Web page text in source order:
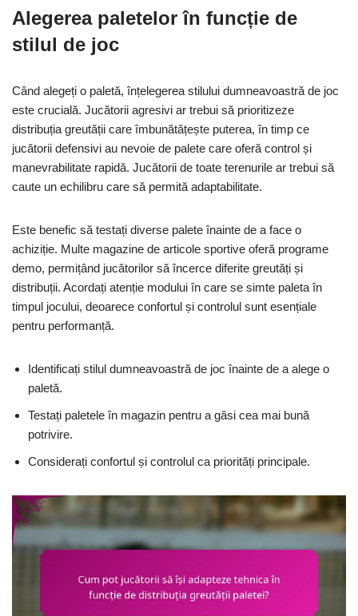
Alegerea paletelor în funcție de
stilul de joc
Când alegeți o paletă, înțelegerea stilului dumneavoastră de joc
este crucială. Jucătorii agresivi ar trebui să prioritizeze
distribuția greutății care îmbunătățește puterea, în timp ce
jucătorii defensivi au nevoie de palete care oferă control și
manevrabilitate rapidă. Jucătorii de toate terenurile ar trebui să
caute un echilibru care să permită adaptabilitate.
Este benefic să testați diverse palete înainte de a face o
achiziție. Multe magazine de articole sportive oferă programe
demo, permițând jucătorilor să încerce diferite greutăți și
distribuții. Acordați atenție modului în care se simte paleta în
timpul jocului, deoarece confortul și controlul sunt esențiale
pentru performanță.
Identificați stilul dumneavoastră de joc înainte de a alege o
paletă.
Testați paletele în magazin pentru a găsi cea mai bună
potrivire.
Considerați confortul și controlul ca priorități principale.